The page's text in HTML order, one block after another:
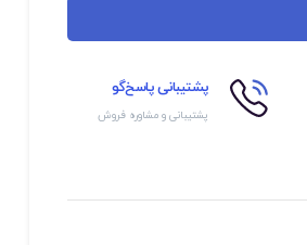
پشتیبانی پاسخ‌گو
پشتیبانی و مشاوره فروش